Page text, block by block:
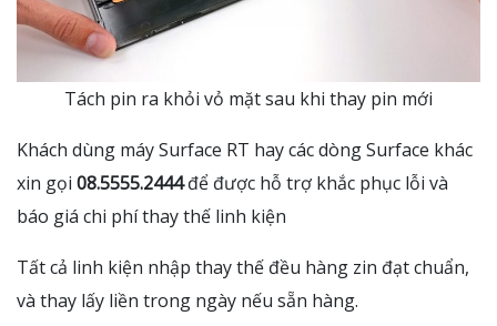
Tách pin ra khỏi vỏ mặt sau khi thay pin mới
Khách dùng máy Surface RT hay các dòng Surface khác
xin gọi 08.5555.2444để được hỗ trợ khắc phục lỗi và
báo giá chi phí thay thế linh kiện
Tất cả linh kiện nhập thay thế đều hàng zin đạt chuẩn,
và thay lấy liền trong ngày nếu sẵn hàng.